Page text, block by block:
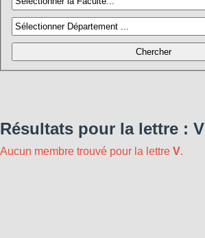
Résultats pour la lettre : V
Aucun membre trouvé pour la lettre V.